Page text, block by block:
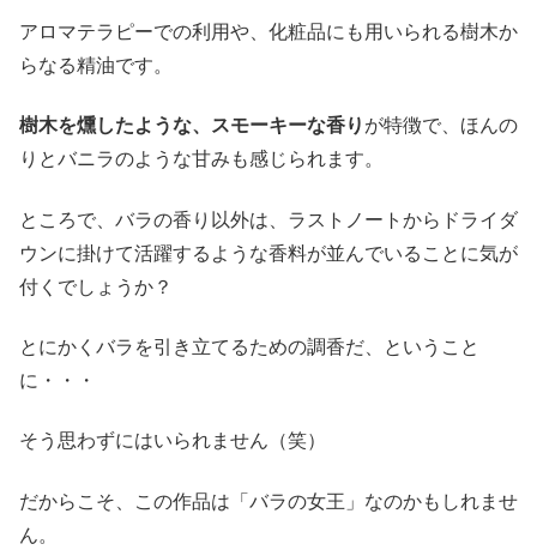
アロマテラピーでの利用や、化粧品にも用いられる樹木か
らなる精油です。
樹木を燻したような、スモーキーな香り が特徴で、ほんの
りとバニラのような甘みも感じられます。
ところで、バラの香り以外は、ラストノートからドライダ
ウンに掛けて活躍するような香料が並んでいることに気が
付くでしょうか？
とにかくバラを引き立てるための調香だ、ということ
に・・・
そう思わずにはいられません（笑）
だからこそ、この作品は「バラの女王」なのかもしれませ
ん。